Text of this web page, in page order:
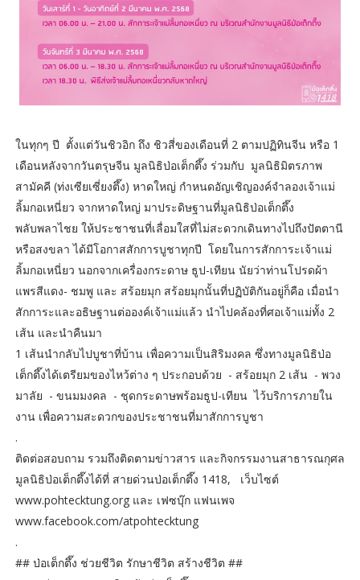
ในทุกๆ ปี ตั้งแต่วันชิวอิก ถึง ชิวสี่ของเดือนที่ 2 ตามปฏิทินจีน หรือ 1
เดือนหลังจากวันตรุษจีน มูลนิธิป่อเต็กตึ๊ง ร่วมกับ มูลนิธิมิตรภาพ
สามัคคี (ท่งเซียเซี่ยงตึ๊ง) หาดใหญ่ กำหนดอัญเชิญองค์จำลองเจ้าแม่
ลิ้มกอเหนี่ยว จากหาดใหญ่ มาประดิษฐานที่มูลนิธิป่อเต็กตึ๊ง
พลับพลาไชย ให้ประชาชนที่เลื่อมใสที่ไม่สะดวกเดินทางไปถึงปัตตานี
หรือสงขลา ได้มีโอกาสสักการบูชาทุกปี โดยในการสักการะเจ้าแม่
ลิ้มกอเหนี่ยว นอกจากเครื่องกระดาษ ธูป-เทียน นัยว่าท่านโปรดผ้า
แพรสีแดง- ชมพู และ สร้อยมุก สร้อยมุกนั้นที่ปฏิบัติกันอยู่ก็คือ เมื่อนำ
สักการะและอธิษฐานต่อองค์เจ้าแม่แล้ว นำไปคล้องที่ศอเจ้าแม่ทั้ง 2
เส้น และนำคืนมา
1 เส้นนำกลับไปบูชาที่บ้าน เพื่อความเป็นสิริมงคล ซึ่งทางมูลนิธิป่อ
เต็กตึ๊งได้เตรียมของไหว้ต่าง ๆ ประกอบด้วย - สร้อยมุก 2 เส้น - พวง
มาลัย - ขนมมงคล - ชุดกระดาษพร้อมธูป-เทียน ไว้บริการภายใน
งาน เพื่อความสะดวกของประชาชนที่มาสักการบูชา
.
ติดต่อสอบถาม รวมถึงติดตามข่าวสาร และกิจกรรมงานสาธารณกุศล
มูลนิธิป่อเต็กตึ๊งได้ที่ สายด่วนป่อเต็กตึ๊ง 1418, เว็บไซต์
www.pohtecktung.org และ เฟซบุ๊ก แฟนเพจ
www.facebook.com/atpohtecktung
.
## ป่อเต็กตึ๊ง ช่วยชีวิต รักษาชีวิต สร้างชีวิต ##